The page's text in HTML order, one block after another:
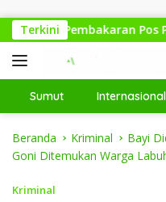
Terkini
Pembakaran Pos
Sumut Internasional
Beranda Kriminal
Bayi
Goni Ditemukan Warga
Kriminal